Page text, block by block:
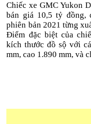
Chiếc xe GMC Yukon
bán giá 10,5 tỷ đồng,
phiên bản 2021 từng
Điểm đặc biệt của
kích thước đồ sộ với
mm, cao 1.890 mm, và